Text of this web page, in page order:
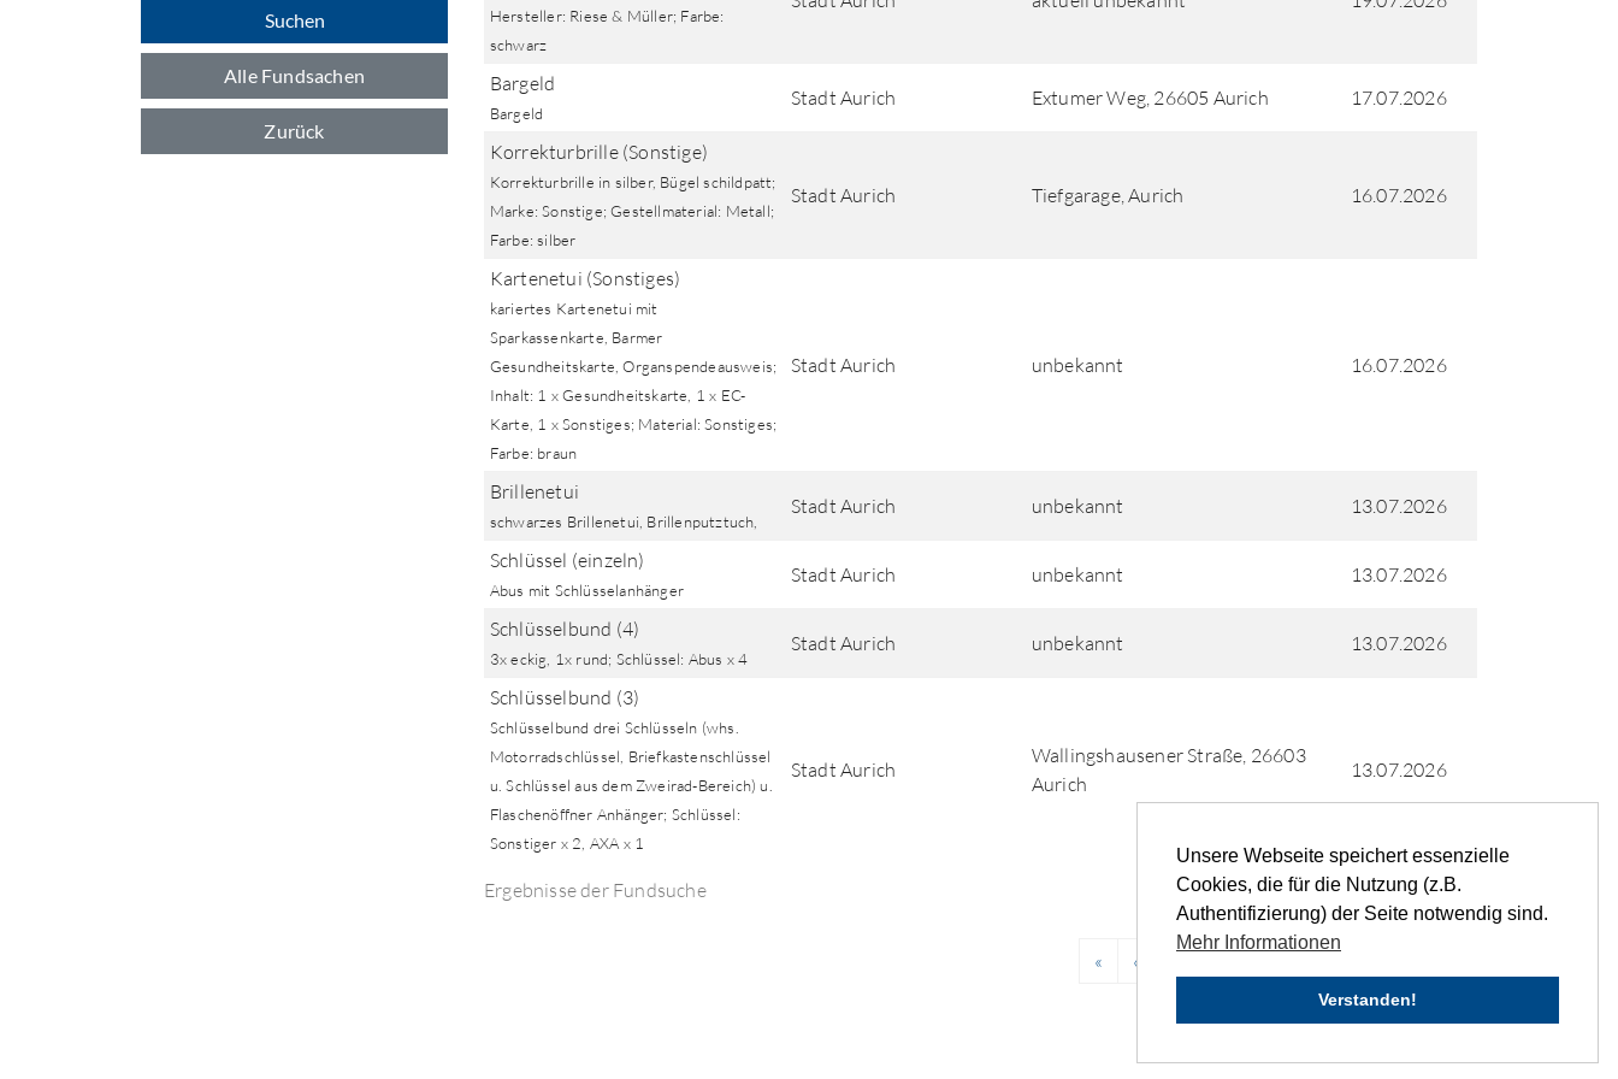
Unsere Webseite speichert essenzielle
Cookies, die für die Nutzung (z.B.
Authentifizierung) der Seite notwendig sind.
Mehr Informationen
Verstanden!
Suchen
Alle Fundsachen
Zurück
Ergebnisse der Fundsuche
Hersteller: Riese & Müller; Farbe:
schwarz
Bargeld
Bargeld
Stadt Aurich Extumer Weg, 26605 Aurich 17.07.2026
Korrekturbrille (Sonstige)
Korrekturbrille in silber, Bügel schildpatt;
Marke: Sonstige; Gestellmaterial: Metall;
Farbe: silber
Stadt Aurich Tiefgarage, Aurich 16.07.2026
Kartenetui (Sonstiges)
kariertes Kartenetui mit
Sparkassenkarte, Barmer
Gesundheitskarte, Organspendeausweis;
Inhalt: 1 x Gesundheitskarte, 1 x EC-
Karte, 1 x Sonstiges; Material: Sonstiges;
Farbe: braun
Stadt Aurich unbekannt 16.07.2026
Brillenetui
schwarzes Brillenetui, Brillenputztuch,
Stadt Aurich unbekannt 13.07.2026
Schlüssel (einzeln)
Abus mit Schlüsselanhänger
Stadt Aurich unbekannt 13.07.2026
Schlüsselbund (4)
3x eckig, 1x rund; Schlüssel: Abus x 4
Stadt Aurich unbekannt 13.07.2026
Schlüsselbund (3)
Schlüsselbund drei Schlüsseln (whs.
Motorradschlüssel, Briefkastenschlüssel
u. Schlüssel aus dem Zweirad-Bereich) u.
Flaschenöffner Anhänger; Schlüssel:
Sonstiger x 2, AXA x 1
Stadt Aurich
Wallingshausener Straße, 26603
Aurich
13.07.2026
« ‹